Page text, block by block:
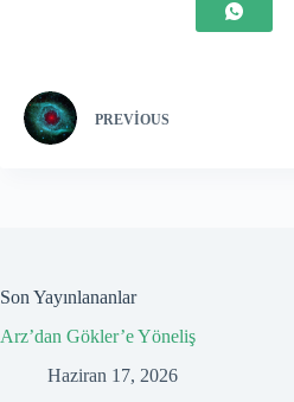
PREVIOUS
Son Yayınlananlar
Arz’dan Gökler’e Yöneliş
Haziran 17, 2026